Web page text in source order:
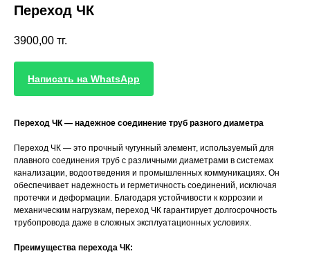
Переход ЧК
3900,00 тг.
Написать на WhatsApp
Переход ЧК — надежное соединение труб разного диаметра
Переход ЧК — это прочный чугунный элемент, используемый для
плавного соединения труб с различными диаметрами в системах
канализации, водоотведения и промышленных коммуникациях. Он
обеспечивает надежность и герметичность соединений, исключая
протечки и деформации. Благодаря устойчивости к коррозии и
механическим нагрузкам, переход ЧК гарантирует долгосрочность
трубопровода даже в сложных эксплуатационных условиях.
Преимущества перехода ЧК: